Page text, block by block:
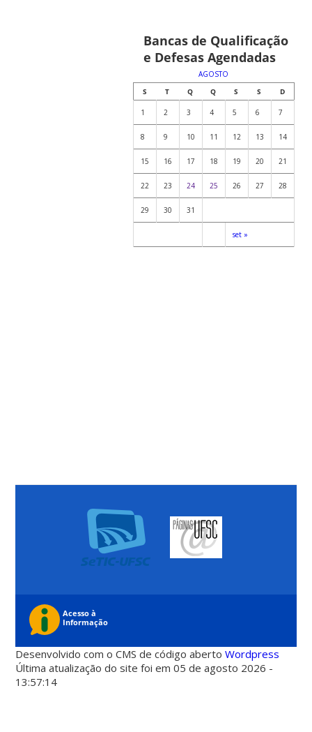
Confira as bancas
agendadas no calendário
abaixo
Bancas de Qualificação
e Defesas Agendadas
AGOSTO
S
T Q Q S S D
set »
1 2 3 4 5 6 7
8 9 10 11 12 13 14
15 16 17 18 19 20 21
22 23 24 25 26 27 28
29 30 31
Desenvolvido com o CMS de código abertoWordpress
Última atualização do site foi em 05 de agosto 2026 -
13:57:14